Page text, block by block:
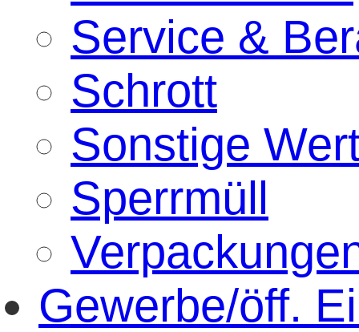
Service &
Schrott
Sonstige
Sperrmüll
Gewerbe/öff.